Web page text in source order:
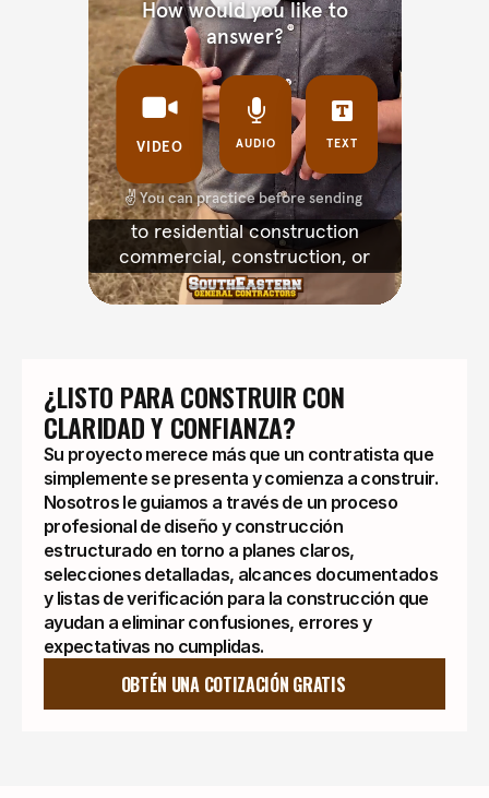
¿LISTO PARA CONSTRUIR CON
CLARIDAD Y CONFIANZA?
Su proyecto merece más que un contratista que
simplemente se presenta y comienza a construir.
Nosotros le guiamos a través de un proceso
profesional de diseño y construcción
estructurado en torno a planes claros,
selecciones detalladas, alcances documentados
y listas de verificación para la construcción que
ayudan a eliminar confusiones, errores y
expectativas no cumplidas.
OBTÉN UNA COTIZACIÓN GRATIS